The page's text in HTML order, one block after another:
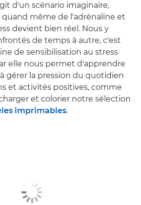
d'un scénario imaginaire,
même de l'adrénaline et
devient bien réel. Nous y
de temps à autre, c'est
de sensibilisation au stress
elle nous permet d'apprendre
gérer la pression du quotidien
et activités positives, comme
et colorier notre sélection
imprimables.